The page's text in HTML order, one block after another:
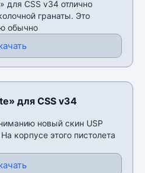
для CSS v34 отлично
гранаты. Это
обычно
для CSS v34
новый скин USP
корпусе этого пистолета